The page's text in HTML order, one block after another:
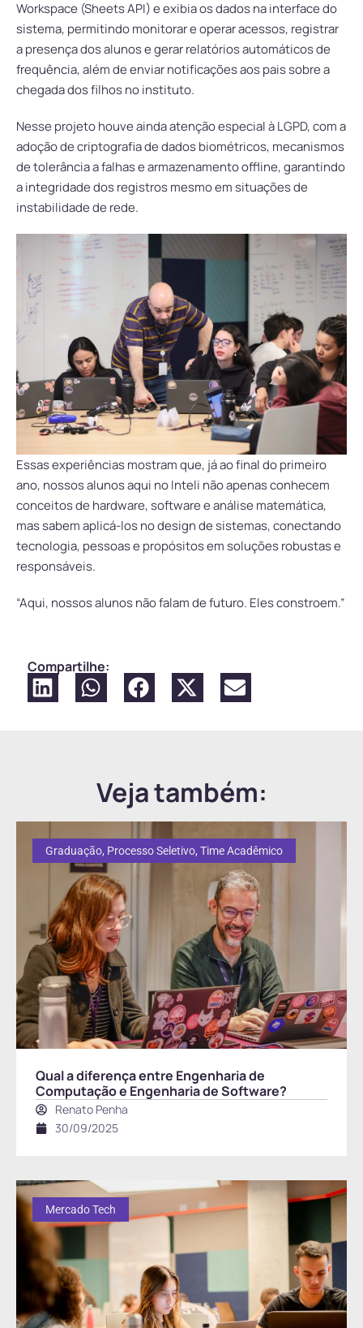
Workspace (Sheets API) e exibia os dados na interface do
sistema, permitindo monitorar e operar acessos, registrar
a presença dos alunos e gerar relatórios automáticos de
frequência, além de enviar notificações aos pais sobre a
chegada dos filhos no instituto.
Nesse projeto houve ainda atenção especial à LGPD, com a
adoção de criptografia de dados biométricos, mecanismos
de tolerância a falhas e armazenamento offline, garantindo
a integridade dos registros mesmo em situações de
instabilidade de rede.
Essas experiências mostram que, já ao final do primeiro
ano, nossos alunos aqui no Inteli não apenas conhecem
conceitos de hardware, software e análise matemática,
mas sabem aplicá-los no design de sistemas, conectando
tecnologia, pessoas e propósitos em soluções robustas e
responsáveis.
“Aqui, nossos alunos não falam de futuro. Eles constroem.”
Compartilhe:
Veja também:
Graduação, Processo Seletivo, Time Acadêmico
Qual a diferença entre Engenharia de
Computação e Engenharia de Software?
Renato Penha
30/09/2025
Mercado Tech